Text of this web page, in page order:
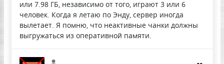
или 7.98 ГБ, независимо от того, играют 3 или 6
человек. Когда я летаю по Энду, сервер иногда
вылетает. Я помню, что неактивные чанки должны
выгружаться из оперативной памяти.